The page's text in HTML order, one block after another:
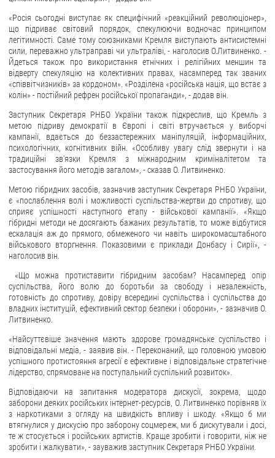
«Росія сьогодні виступає як специфічний «реакційний революціонер»,
що підриває світовий порядок, спекулюючи водночас принципом
легітимності. Саме тому союзниками Кремля виступають антисистемні
сили, переважно ультраправі чи ультраліві, - наголосив О.Литвиненко. -
Йдеться також про використання етнічних і релігійних меншин та
відверту спекуляцію на колективних правах, насамперед так званих
«співвітчизників» за кордоном». «Розділена «російська нація, що встає з
колін» - постійний рефрен російської пропаганди», - додав він.
Заступник Секретаря РНБО України також підкреслив, що Кремль з
метою підриву демократії в Європі і світі втручається у виборчі
кампанії, вдається до беззастережних маніпуляцій, інформаційних,
психологічних, когнітивних війн. «Особливу увагу слід звернути і на
традиційні зв'язки Кремля з міжнародним криміналітетом та
застосування його методів загалом», - сказав О. Литвиненко.
Метою гібридних засобів, зазначив заступник Секретаря РНБО України,
є «послаблення волі і можливості суспільства-жертви до спротиву, що
сприяє успішності наступного етапу - військової кампанії». «Якщо
гібридні методи не досягають бажаних результатів, то може відбутися
ескалація аж до прямого, обмеженого чи навіть широкомасштабного
військового вторгнення. Показовими є приклади Донбасу і Сирії», -
наголосив він.
«Що можна протиставити гібридним засобам? Насамперед опір
суспільства, його волю до боротьби за свободу і незалежність,
готовність до спротиву, довіру всередині суспільства і суспільства до
владних інституцій, ефективний сектор безпеки і оборони», - зазначив О.
Литвиненко.
«Найсуттєвіше значення мають здорове громадянське суспільство і
відповідальні медіа, - заявив він. - Переконаний, що головною умовою
успішного протистояння агресії є ефективне і відповідальне стратегічне
лідерство, спрямоване на поступальний суспільний розвиток».
Відповідаючи на запитання модератора дискусії, зокрема, щодо
заборони деяких російських інтернет-ресурсів, О. Литвиненко порівняв їх
з наркотиками з огляду на швидкість впливу і шкоду. «Якщо б ми
втягнулися у дискусію про заборону соцмереж, ми б дискутували і досі,
те ж стосується і російських артистів. Краще зробити і говорити, ніж не
зробити і жалкувати», - зауважив заступник Секретаря РНБО України.